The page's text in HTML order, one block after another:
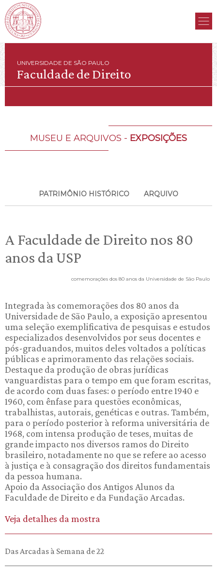
UNIVERSIDADE DE SÃO PAULO
Faculdade de Direito
MUSEU E ARQUIVOS - EXPOSIÇÕES
PATRIMÔNIO HISTÓRICO ARQUIVO
A Faculdade de Direito nos 80
anos da USP
comemorações dos 80 anos da Universidade de São Paulo
Integrada às comemorações dos 80 anos da
Universidade de São Paulo, a exposição apresentou
uma seleção exemplificativa de pesquisas e estudos
especializados desenvolvidos por seus docentes e
pós-graduandos, muitos deles voltados a políticas
públicas e aprimoramento das relações sociais.
Destaque da produção de obras jurídicas
vanguardistas para o tempo em que foram escritas,
de acordo com duas fases: o período entre 1940 e
1960, com ênfase para questões econômicas,
trabalhistas, autorais, genéticas e outras. Também,
para o período posterior à reforma universitária de
1968, com intensa produção de teses, muitas de
grande impacto nos diversos ramos do Direito
brasileiro, notadamente no que se refere ao acesso
à justiça e à consagração dos direitos fundamentais
da pessoa humana.
Apoio da Associação dos Antigos Alunos da
Faculdade de Direito e da Fundação Arcadas.
Veja detalhes da mostra
Das Arcadas à Semana de 22